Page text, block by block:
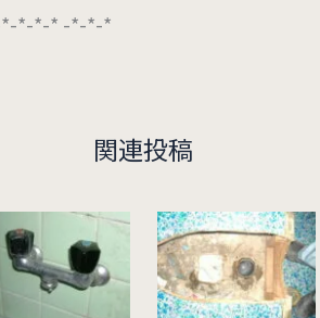
*-*-* -*-*-*
関連投稿